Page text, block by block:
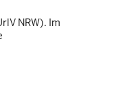
NRW). Im